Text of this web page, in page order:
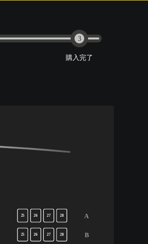
3
購入完了
A
B
25 26 27 28
25 26 27 28